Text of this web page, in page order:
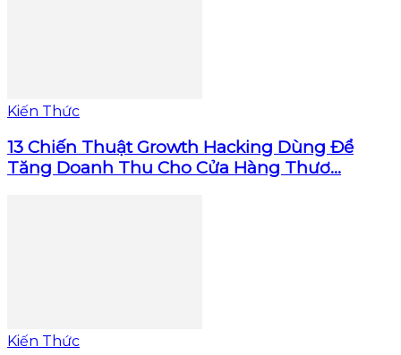
Kiến Thức
13 Chiến Thuật Growth Hacking Dùng Để
Tăng Doanh Thu Cho Cửa Hàng Thươ...
Kiến Thức